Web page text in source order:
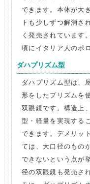
できます。本体が大
トも少しずつ解消さ
く発売されています
頃にイタリア人のポ
ダハプリズム型
ダハプリズム型は、
形をしたプリズムを
双眼鏡です。構造上
型・軽量を実現する
できます。デメリッ
ては、大口径のもの
できないという点が
径の双眼鏡も発売さ